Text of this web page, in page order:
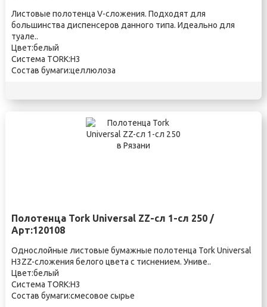
Листовые полотенца V-сложения. Подходят для
большинства диспенсеров данного типа. Идеально для
туале..
Цвет:белый
Система TORK:H3
Состав бумаги:целлюлоза
Полотенца Tork Universal ZZ-сл 1-сл 250 /
Арт:120108
Однослойные листовые бумажные полотенца Tork Universal
Н3ZZ-сложения белого цвета с тиснением. Униве..
Цвет:белый
Система TORK:H3
Состав бумаги:смесовое сырье